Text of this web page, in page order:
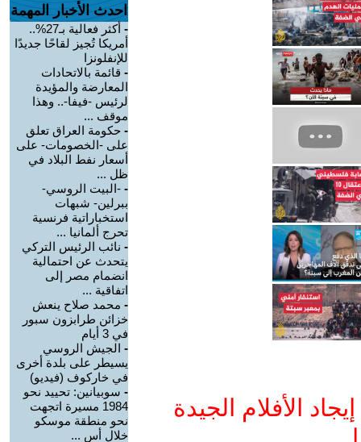
الأفلام الجيدة
احدث الأخبار المهمة
-
أكثر فعالية بـ27%..
أمريكا تُجيز لقاحًا جديدًا
للإنفلونزا
- قائمة بالاتحادات
المعارضة والمؤيدة
لرئيس -فيفا-.. وهذا
موقف ...
- حكومة العراق تعلق
على -الخصومات- على
أسعار نفط البلاد في
ظل ...
- -البيت الروسي-
ببرلين- شبهات
استخباراتية فرنسية
تحرج ألمانيا ...
- نائب الرئيس التركي
يتحدث عن احتمالية
انضمام مصر إلى
اتفاقية ...
- محمد صلاح ينعش
خزائن طرابزون سبور
في 3 أيام
- الجيش الروسي
يسيطر على بلدة أخرى
في خاركوف (فيديو)
- سوبيانين: تحييد نحو
1984 مسيرة اتجهت
نحو منطقة موسكو
خلال أس ...